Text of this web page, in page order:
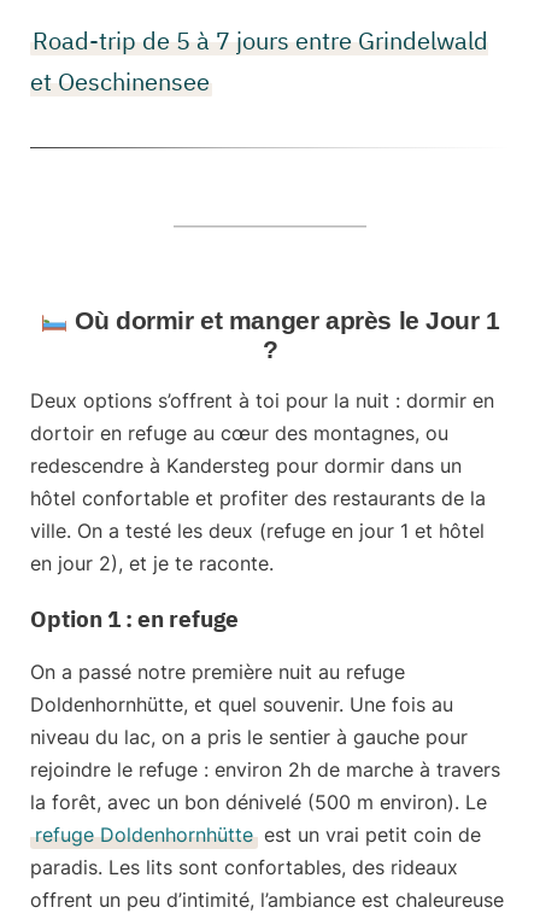
Road-trip de 5 à 7 jours entre Grindelwald
et Oeschinensee
Où dormir et manger après le Jour 1
?
Deux options s’offrent à toi pour la nuit : dormir en
dortoir en refuge au cœur des montagnes, ou
redescendre à Kandersteg pour dormir dans un
hôtel confortable et profiter des restaurants de la
ville. On a testé les deux (refuge en jour 1 et hôtel
en jour 2), et je te raconte.
Option 1 : en refuge
On a passé notre première nuit au refuge
Doldenhornhütte, et quel souvenir. Une fois au
niveau du lac, on a pris le sentier à gauche pour
rejoindre le refuge : environ 2h de marche à travers
la forêt, avec un bon dénivelé (500 m environ). Le
refuge Doldenhornhütte est un vrai petit coin de
paradis. Les lits sont confortables, des rideaux
offrent un peu d’intimité, l’ambiance est chaleureuse